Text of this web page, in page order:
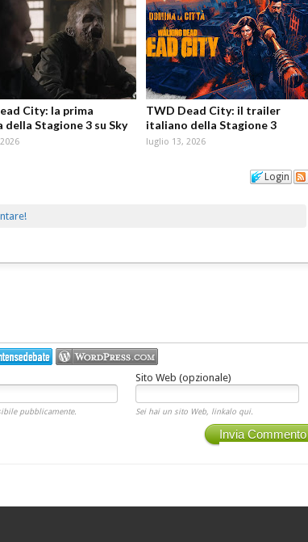
City: la prima
della Stagione 3 su Sky
TWD Dead City: il trailer
italiano della Stagione 3
luglio 13, 2026
Login
Sito Web (opzionale)
pubblicamente. Sei hai un sito Web, linkalo qui.
Invia Commento